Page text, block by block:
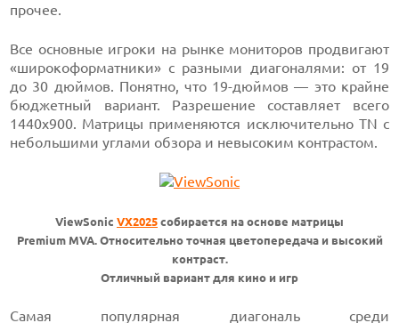
прочее.
Все основные игроки на рынке мониторов продвигают
«широкоформатники» с разными диагоналями: от 19
до 30 дюймов. Понятно, что 19-дюймов — это крайне
бюджетный вариант. Разрешение составляет всего
1440х900. Матрицы применяются исключительно TN с
небольшими углами обзора и невысоким контрастом.
ViewSonic VX2025 собирается на основе матрицы
Premium MVA. Относительно точная цветопередача и высокий
контраст.
Отличный вариант для кино и игр
Самая популярная диагональ среди